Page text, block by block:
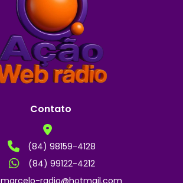
Contato
(84) 98159-4128
(84) 99122-4212